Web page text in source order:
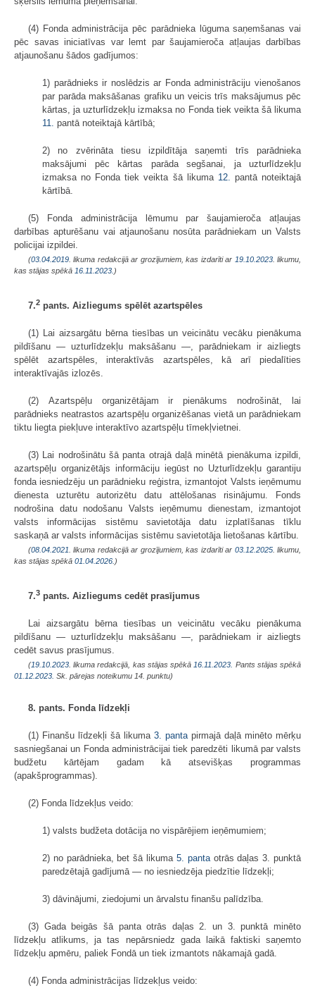
(4) Fonda administrācija pēc parādnieka lūguma saņemšanas vai
pēc savas iniciatīvas var lemt par šaujamieroča atļaujas darbības
atjaunošanu šādos gadījumos:
1) parādnieks ir noslēdzis ar Fonda administrāciju vienošanos
par parāda maksāšanas grafiku un veicis trīs maksājumus pēc
kārtas, ja uzturlīdzekļu izmaksa no Fonda tiek veikta šā likuma
11.
pantā noteiktajā kārtībā;
2) no zvērināta tiesu izpildītāja saņemti trīs parādnieka
maksājumi pēc kārtas parāda segšanai, ja uzturlīdzekļu
izmaksa no Fonda tiek veikta šā likuma 12.
pantā noteiktajā
kārtībā.
(5) Fonda administrācija lēmumu par šaujamieroča atļaujas
darbības apturēšanu vai atjaunošanu nosūta parādniekam un Valsts
policijai izpildei.
(03.04.2019 . likuma redakcijā ar grozījumiem, kas izdarīti ar 19.10.2023. likumu,
kas stājas spēkā 16.11.2023. )
7.2 pants. Aizliegums spēlēt azartspēles
(1) Lai aizsargātu bērna tiesības un veicinātu vecāku pienākuma
pildīšanu — uzturlīdzekļu maksāšanu —, parādniekam ir aizliegts
spēlēt azartspēles, interaktīvās azartspēles, kā arī piedalīties
interaktīvajās izlozēs.
(2) Azartspēļu organizētājam ir pienākums nodrošināt, lai
parādnieks neatrastos azartspēļu organizēšanas vietā un parādniekam
tiktu liegta piekļuve interaktīvo azartspēļu tīmekļvietnei.
(3) Lai nodrošinātu šā panta otrajā daļā minētā pienākuma izpildi,
azartspēļu organizētājs informāciju iegūst no Uzturlīdzekļu garantiju
fonda iesniedzēju un parādnieku reģistra, izmantojot Valsts ieņēmumu
dienesta uzturētu autorizētu datu attēlošanas risinājumu. Fonds
nodrošina datu nodošanu Valsts ieņēmumu dienestam, izmantojot
valsts informācijas sistēmu savietotāja datu izplatīšanas tīklu
saskaņā ar valsts informācijas sistēmu savietotāja lietošanas kārtību.
(08.04.2021 . likuma redakcijā ar grozījumiem, kas izdarīti ar 03.12.2025. likumu,
kas stājas spēkā 01.04.2026. )
7.3 pants. Aizliegums cedēt prasījumus
Lai aizsargātu bērna tiesības un veicinātu vecāku pienākuma
pildīšanu — uzturlīdzekļu maksāšanu —, parādniekam ir aizliegts
cedēt savus prasījumus.
(19.10.2023. likuma redakcijā, kas stājas spēkā16.11.2023. Pants stājas spēkā
01.12.2023. Sk. pārejas noteikumu 14. punktu)
8. pants. Fonda līdzekļi
(1) Finanšu līdzekļi šā likuma 3. pantapirmajā daļā minēto mērķu
sasniegšanai un Fonda administrācijai tiek paredzēti likumā par valsts
budžetu kārtējam gadam kā atsevišķas programmas
(apakšprogrammas).
(2) Fonda līdzekļus veido:
1) valsts budžeta dotācija no vispārējiem ieņēmumiem;
2) no parādnieka, bet šā likuma 5. pantaotrās daļas 3. punktā
paredzētajā gadījumā — no iesniedzēja piedzītie līdzekļi;
3) dāvinājumi, ziedojumi un ārvalstu finanšu palīdzība.
(3) Gada beigās šā panta otrās daļas 2. un 3. punktā minēto
līdzekļu atlikums, ja tas nepārsniedz gada laikā faktiski saņemto
līdzekļu apmēru, paliek Fondā un tiek izmantots nākamajā gadā.
(4) Fonda administrācijas līdzekļus veido: